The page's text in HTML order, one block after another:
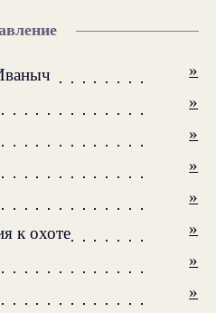
»
»
»
»
»
к охоте
»
»
»